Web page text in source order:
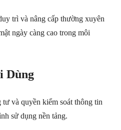
trì và nâng cấp thường xuyên
ngày càng cao trong môi
Dùng
và quyền kiểm soát thông tin
sử dụng nền tảng.